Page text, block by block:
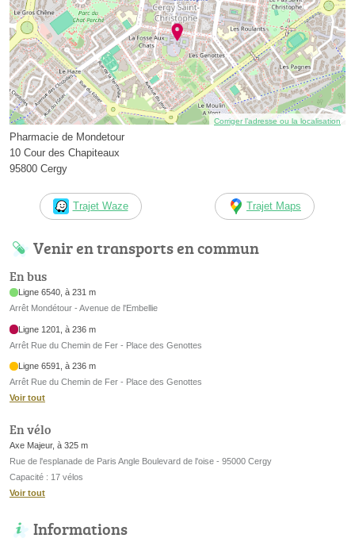
Corriger l’adresse ou la localisation
Pharmacie de Mondetour
10 Cour des Chapiteaux
95800 Cergy
Trajet Waze Trajet Maps
Venir en transports en commun
En bus
Ligne 6540, à 231 m
Arrêt Mondétour - Avenue de l'Embellie
Ligne 1201, à 236 m
Arrêt Rue du Chemin de Fer - Place des Genottes
Ligne 6591, à 236 m
Arrêt Rue du Chemin de Fer - Place des Genottes
Voir tout
En vélo
Axe Majeur, à 325 m
Rue de l'esplanade de Paris Angle Boulevard de l'oise - 95000 Cergy
Capacité : 17 vélos
Voir tout
Informations